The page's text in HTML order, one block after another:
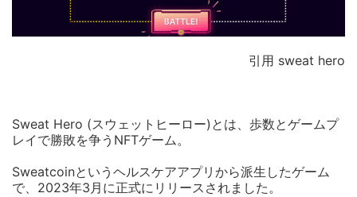
引用 sweat hero
Sweat Hero (スウェットヒーロー)とは、歩数とゲームプ
レイで勝敗を争うNFTゲーム。
Sweatcoinというヘルスケアアプリから派生したゲーム
で、2023年3月に正式にリリースされました。